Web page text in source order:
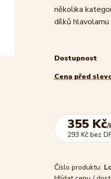
několika
dílků hlavolamu
Dostupnost
Cena před
355 Kč/
293 Kč bez
Číslo produktu: